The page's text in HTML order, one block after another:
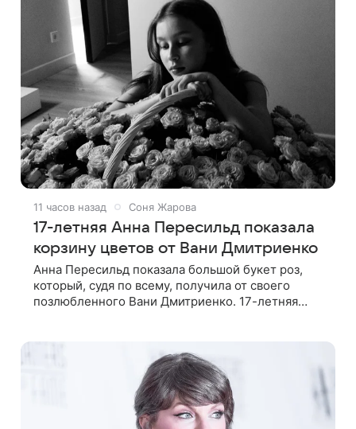
11 часов назад Соня Жарова
17-летняя Анна Пересильд показала
корзину цветов от Вани Дмитриенко
Анна Пересильд показала большой букет роз,
который, судя по всему, получилa от своего
позлюбленного Вани Дмитриенко. 17-летняя